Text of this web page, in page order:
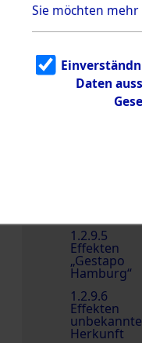
Bayerisches
1.2.9.3
Effekten
dem KZ
1.2.9.5
Effekten
„Gestapo
Hamburg“
1.2.9.6
Effekten
Herkunft
Sie möchten
Daten